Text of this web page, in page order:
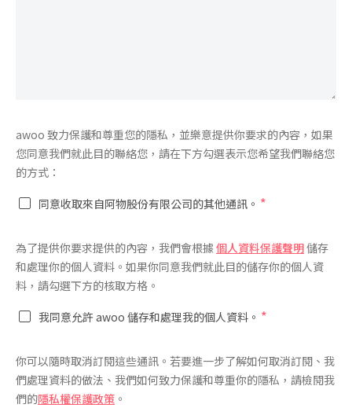
同
意
*
awoo 致力保護和尊重您的隱私，並樂意提供你要求的內容，如果
您同意我們就此目的聯絡您，請在下方勾選表示您希望我們聯絡您
的方式：
同意收取來自阿物股份有限公司的其他通訊。 *
同
意
*
為了提供你要求提供的內容，我們會根據個人資料保護聲明儲存
和處理你的個人資料。如果你同意我們就此目的儲存你的個人資
料，請勾選下方的核取方格。
我同意允許 awoo 儲存和處理我的個人資料。 *
你可以隨時取消訂閱這些通訊。若要進一步了解如何取消訂閱、我
們處理資料的做法、我們如何致力保護和尊重你的隱私，請檢閱我
們的隱私權保護政策 。